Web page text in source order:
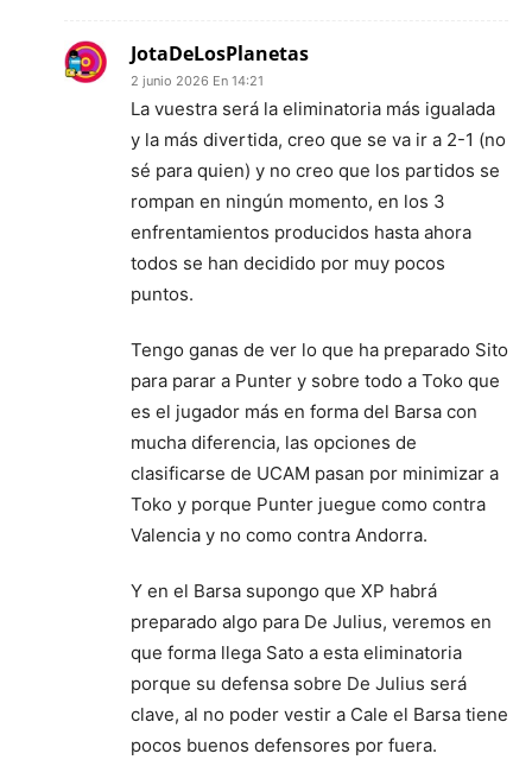
JotaDeLosPlanetas
2 junio 2026 En 14:21
La vuestra será la eliminatoria más igualada
y la más divertida, creo que se va ir a 2-1 (no
sé para quien) y no creo que los partidos se
rompan en ningún momento, en los 3
enfrentamientos producidos hasta ahora
todos se han decidido por muy pocos
puntos.
Tengo ganas de ver lo que ha preparado Sito
para parar a Punter y sobre todo a Toko que
es el jugador más en forma del Barsa con
mucha diferencia, las opciones de
clasificarse de UCAM pasan por minimizar a
Toko y porque Punter juegue como contra
Valencia y no como contra Andorra.
Y en el Barsa supongo que XP habrá
preparado algo para De Julius, veremos en
que forma llega Sato a esta eliminatoria
porque su defensa sobre De Julius será
clave, al no poder vestir a Cale el Barsa tiene
pocos buenos defensores por fuera.